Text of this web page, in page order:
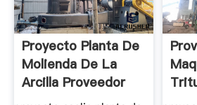
Proyecto Planta De
Molienda De La
Arcilla Proveedor
De Mexico